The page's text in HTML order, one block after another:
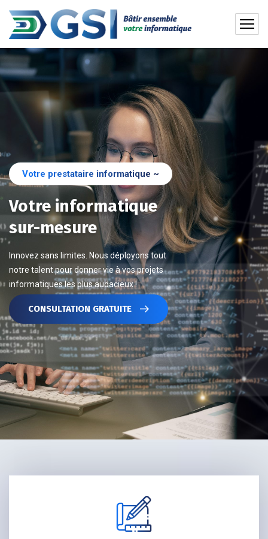
CONSULTATION GRATUITE
Innovez sans limites. Nous déployons tout
notre talent pour donner vie à vos projets
informatiques les plus audacieux !
Votre informatique
sur-mesure
Votre prestataire informatique ~